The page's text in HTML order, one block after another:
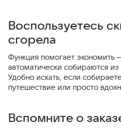
Воспользуетесь
сгорела
Функция помогает экономить
автоматически собираются
Удобно искать, если
путешествие или просто
Вспомните о